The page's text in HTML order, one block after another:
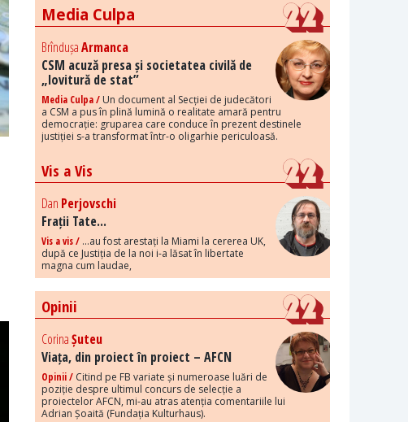
Media Culpa
BrîndușaArmanca
CSM acuză presa și societatea civilă de
„lovitură de stat”
Media Culpa / Un document al Secției de judecători
a CSM a pus în plină lumină o realitate amară pentru
democrație: gruparea care conduce în prezent destinele
justiției s-a transformat într-o oligarhie periculoasă.
Vis a Vis
Dan Perjovschi
Frații Tate...
Vis a vis / ...au fost arestați la Miami la cererea UK,
după ce Justiția de la noi i-a lăsat în libertate
magna cum laudae,
Opinii
CorinaȘuteu
Viața, din proiect în proiect – AFCN
Opinii / Citind pe FB variate și numeroase luări de
poziție despre ultimul concurs de selecție a
proiectelor AFCN, mi-au atras atenția comentariile lui
Adrian Șoaită (Fundația Kulturhaus).